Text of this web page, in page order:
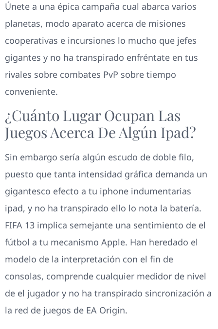
Únete a una épica campaña cual abarca varios
planetas, modo aparato acerca de misiones
cooperativas e incursiones lo mucho que jefes
gigantes y no ha transpirado enfréntate en tus
rivales sobre combates PvP sobre tiempo
conveniente.
¿Cuánto Lugar‌ Ocupan Las
Juegos Acerca De Algún Ipad?
Sin embargo serí­a algún escudo de doble filo,
puesto que tanta intensidad gráfica demanda un
gigantesco efecto a tu iphone indumentarias
ipad, y no ha transpirado ello lo nota la batería.
FIFA 13 implica semejante una sentimiento de el
fútbol a tu mecanismo Apple. Han heredado el
modelo de la interpretación con el fin de
consolas, comprende cualquier medidor de nivel
de el jugador y no ha transpirado sincronización a
la red de juegos de EA Origin.